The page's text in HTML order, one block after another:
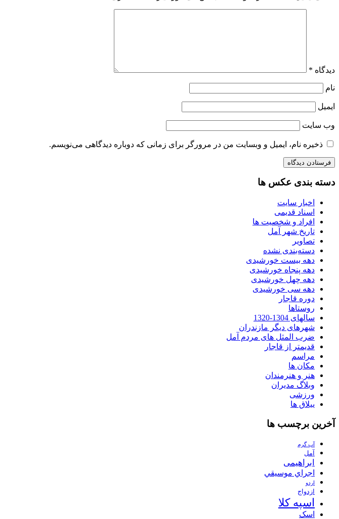
دیدگاه *
نام
ایمیل
وب‌ سایت
ذخیره نام، ایمیل و وبسایت من در مرورگر برای زمانی که دوباره دیدگاهی می‌نویسم.
دسته بندی عکس ها
اخبار سایت
اسناد قدیمی
افراد و شخصیت ها
تاریخ شهر آمل
تصاویر
دسته‌بندی نشده
دهه بیست خورشیدی
دهه پنجاه خورشیدی
دهه چهل خورشیدی
دهه سی خورشیدی
دوره قاجار
روستاها
سالهای 1304-1320
شهرهای دیگر مازندران
ضرب المثل های مردم آمل
قدیمتر از قاجار
مراسم
مکان ها
هنر و هنرمندان
وبلاگ مدیران
ورزشی
ییلاق ها
آخرین برچسب ها
آب گرم
آمل
ابراهیمی
اجراي موسيقي
اردو
ازدواج
اسپه کلا
اسک